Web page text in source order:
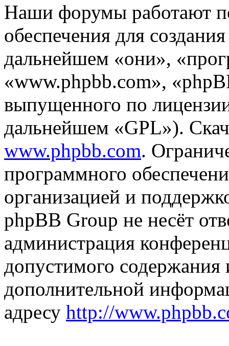
Наши форумы работают
обеспечения для
дальнейшем «они»,
«www.phpbb.com»,
выпущенного по
дальнейшем «GPL»).
www.phpbb.com.
программного
организацией и
phpBB Group не несёт
администрация
допустимого
дополнительной
адресу http://